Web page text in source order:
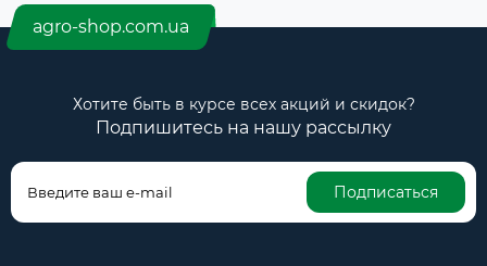
agro-shop.com.ua
Хотите быть в курсе всех акций и скидок?
Подпишитесь на нашу рассылку
Подписаться